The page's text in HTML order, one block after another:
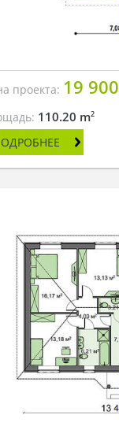
проекта: 19 900
110.20 m2